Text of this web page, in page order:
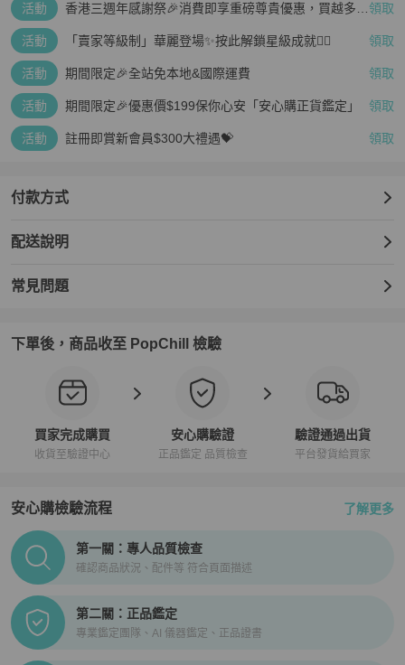
活動
香港三週年感謝祭🎉消費即享重磅尊貴優惠，買越多、 領取
活動 「賣家等級制」華麗登場✨按此解鎖星級成就👆🏻 領取
活動 期間限定🎉全站免本地&國際運費 領取
活動 期間限定🎉優惠價$199保你心安「安心購正貨鑑定」 領取
活動 註冊即賞新會員$300大禮遇💝 領取
付款方式
配送說明
常見問題
下單後，商品收至 PopChill 檢驗
買家完成購買
收貨至驗證中心
安心購驗證
正品鑑定 品質檢查
驗證通過出貨
平台發貨給買家
安心購檢驗流程 了解更多
PopChill拍拍圈正品驗證、安心購檢驗流程介紹
第一關：專人品質檢查
確認商品狀況、配件等 符合頁面描述
第二關：正品鑑定
專業鑑定團隊、AI 儀器鑑定、正品證書